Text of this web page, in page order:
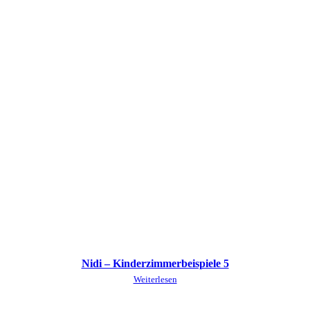
Nidi – Kinderzimmerbeispiele 5
Weiterlesen